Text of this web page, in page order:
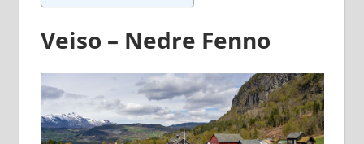
Veiso – Nedre Fenno